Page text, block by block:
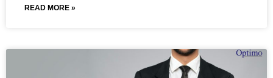
READ MORE »